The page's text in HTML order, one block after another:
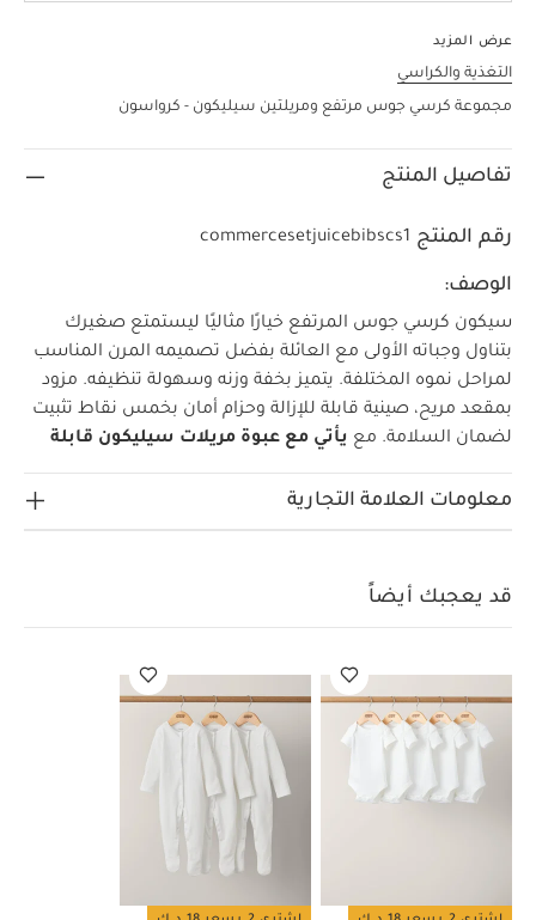
عرض المزيد
التغذية والكراسي
مجموعة كرسي جوس مرتفع ومريلتين سيليكون - كرواسون
تفاصيل المنتج
رقم المنتج commercesetjuicebibscs1
الوصف:
سيكون كرسي جوس المرتفع خيارًا مثاليًا ليستمتع صغيرك
بتناول وجباته الأولى مع العائلة بفضل تصميمه المرن المناسب
لمراحل نموه المختلفة. يتميز بخفة وزنه وسهولة تنظيفه. مزود
بمقعد مريح، صينية قابلة للإزالة وحزام أمان بخمس نقاط تثبيت
لضمان السلامة. مع يأتي مع عبوة مريلات سيليكون قابلة
الطعام. مصنوعة سيليكون آمن على المواد الغذائية وحاصل على
اعتماد LFGB ويتميز بالمتانة ومقاومة الروائح والطعم. آمنة
تتضمن هذه المجموعة:
قطعتين) - نقشة زهور
كرسي جوس مرتفع - كرواسون:
صُمم كرسي جوس المرتفع ليتناسب مع مراحل نمو طفلك
المختلفة ويمكن تحويله بسهولة إلى كرسي أطفال، مما يجعله
مثاليًا منذ الفطام وحتى مرحلة الطفولة المبكرة. خفيف الوزن
وسهل الحمل مع مقابض مدمجة كما يمتاز بجماليات أنيقة
لتناسب أي منزل. مريح وآمن وسهل التنظيف، مما يجعل أوقات
الوجبات ممتعة وخالية من المتاعب.
ميزات المنتج
وسهل الحمل مع مقابض مدمجة
صينية قابلة للإزالة وآمنة
معلومات العلامة التجارية
قد يعجبك أيضاً